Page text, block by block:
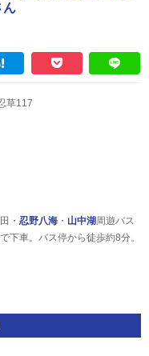
ん
草117
・ 忍野八海 ・ 山中湖周遊バス
下車。バス停から徒歩約8分。